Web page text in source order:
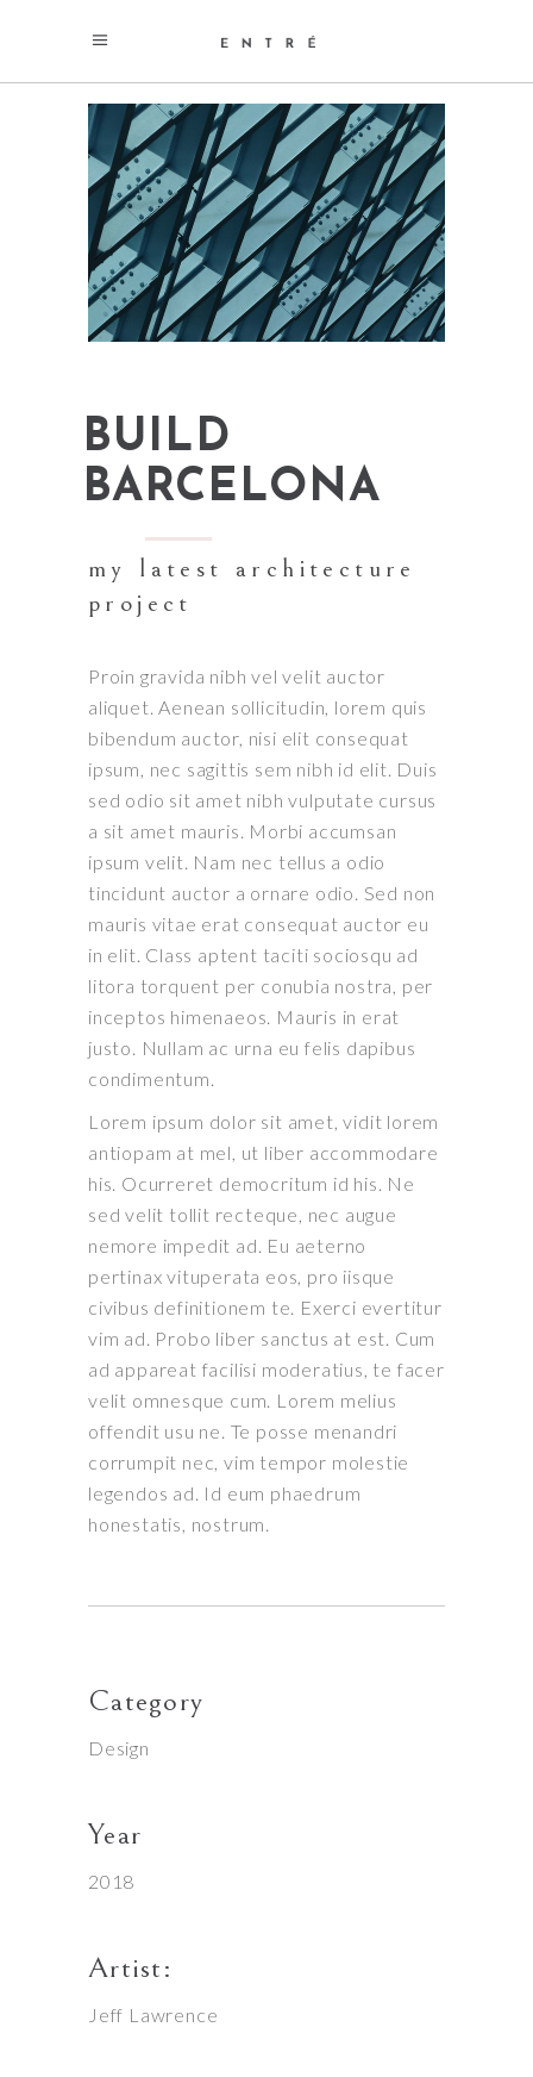
BUILD
BARCELONA
my latest architecture
project
Proin gravida nibh vel velit auctor
aliquet. Aenean sollicitudin, lorem quis
bibendum auctor, nisi elit consequat
ipsum, nec sagittis sem nibh id elit. Duis
sed odio sit amet nibh vulputate cursus
a sit amet mauris. Morbi accumsan
ipsum velit. Nam nec tellus a odio
tincidunt auctor a ornare odio. Sed non
mauris vitae erat consequat auctor eu
in elit. Class aptent taciti sociosqu ad
litora torquent per conubia nostra, per
inceptos himenaeos. Mauris in erat
justo. Nullam ac urna eu felis dapibus
condimentum.
Lorem ipsum dolor sit amet, vidit lorem
antiopam at mel, ut liber accommodare
his. Ocurreret democritum id his. Ne
sed velit tollit recteque, nec augue
nemore impedit ad. Eu aeterno
pertinax vituperata eos, pro iisque
civibus definitionem te. Exerci evertitur
vim ad. Probo liber sanctus at est. Cum
ad appareat facilisi moderatius, te facer
velit omnesque cum. Lorem melius
offendit usu ne. Te posse menandri
corrumpit nec, vim tempor molestie
legendos ad. Id eum phaedrum
honestatis, nostrum.
Category
Design
Year
2018
Artist:
Jeff Lawrence